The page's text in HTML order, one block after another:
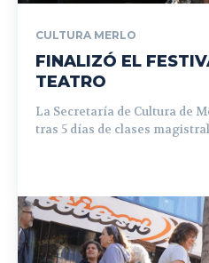
CULTURA MERLO
FINALIZÓ EL
TEATRO
La Secretaría de Cultura de
tras 5 días de clases